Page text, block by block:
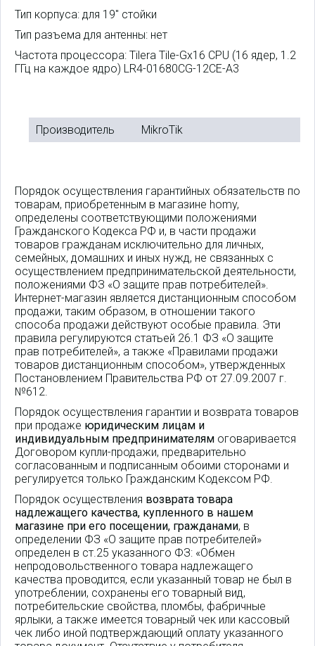
Тип корпуса: для 19" стойки
Тип разъема для антенны: нет
Частота процессора: Tilera Tile-Gx16 CPU (16 ядер, 1.2
ГГц на каждое ядро) LR4-01680CG-12CE-A3
Производитель MikroTik
Порядок осуществления гарантийных обязательств по
товарам, приобретенным в магазине homy,
определены соответствующими положениями
Гражданского Кодекса РФ и, в части продажи
товаров гражданам исключительно для личных,
семейных, домашних и иных нужд, не связанных с
осуществлением предпринимательской деятельности,
положениями ФЗ «О защите прав потребителей».
Интернет-магазин является дистанционным способом
продажи, таким образом, в отношении такого
способа продажи действуют особые правила. Эти
правила регулируются статьей 26.1 ФЗ «О защите
прав потребителей», а также «Правилами продажи
товаров дистанционным способом», утвержденных
Постановлением Правительства РФ от 27.09.2007 г.
№612.
Порядок осуществления гарантии и возврата товаров
при продаже юридическим лицам и
индивидуальным предпринимателям оговаривается
Договором купли-продажи, предварительно
согласованным и подписанным обоими сторонами и
регулируется только Гражданским Кодексом РФ.
Порядок осуществления возврата товара
надлежащего качества, купленного в нашем
магазине при его посещении, гражданами, в
определении ФЗ «О защите прав потребителей»
определен в ст.25 указанного ФЗ: «Обмен
непродовольственного товара надлежащего
качества проводится, если указанный товар не был в
употреблении, сохранены его товарный вид,
потребительские свойства, пломбы, фабричные
ярлыки, а также имеется товарный чек или кассовый
чек либо иной подтверждающий оплату указанного